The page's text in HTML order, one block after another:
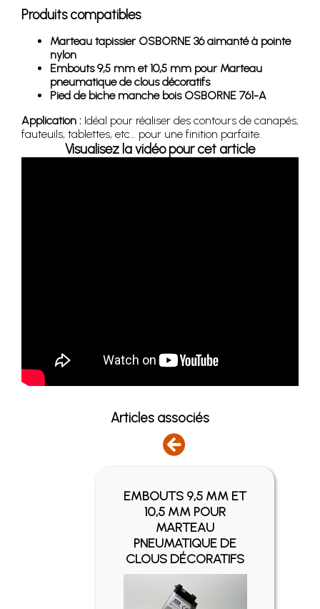
Produits compatibles
Marteau tapissier OSBORNE 36 aimanté à pointe
nylon
Embouts 9,5 mm et 10,5 mm pour Marteau
pneumatique de clous décoratifs
Pied de biche manche bois OSBORNE 761-A
Application : Idéal pour réaliser des contours de canapés,
fauteuils, tablettes, etc… pour une finition parfaite.
Visualisez la vidéo pour cet article
Articles associés
EMBOUTS 9,5 MM ET
10,5 MM POUR
MARTEAU
PNEUMATIQUE DE
CLOUS DÉCORATIFS